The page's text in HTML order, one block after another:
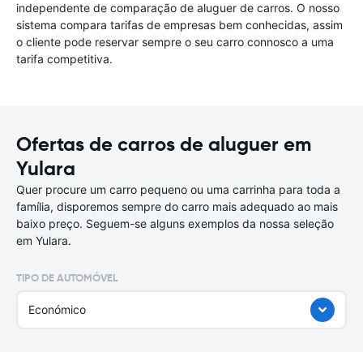
independente de comparação de aluguer de carros. O nosso
sistema compara tarifas de empresas bem conhecidas, assim
o cliente pode reservar sempre o seu carro connosco a uma
tarifa competitiva.
Ofertas de carros de aluguer em
Yulara
Quer procure um carro pequeno ou uma carrinha para toda a
família, disporemos sempre do carro mais adequado ao mais
baixo preço. Seguem-se alguns exemplos da nossa seleção
em Yulara.
TIPO DE AUTOMÓVEL
Económico